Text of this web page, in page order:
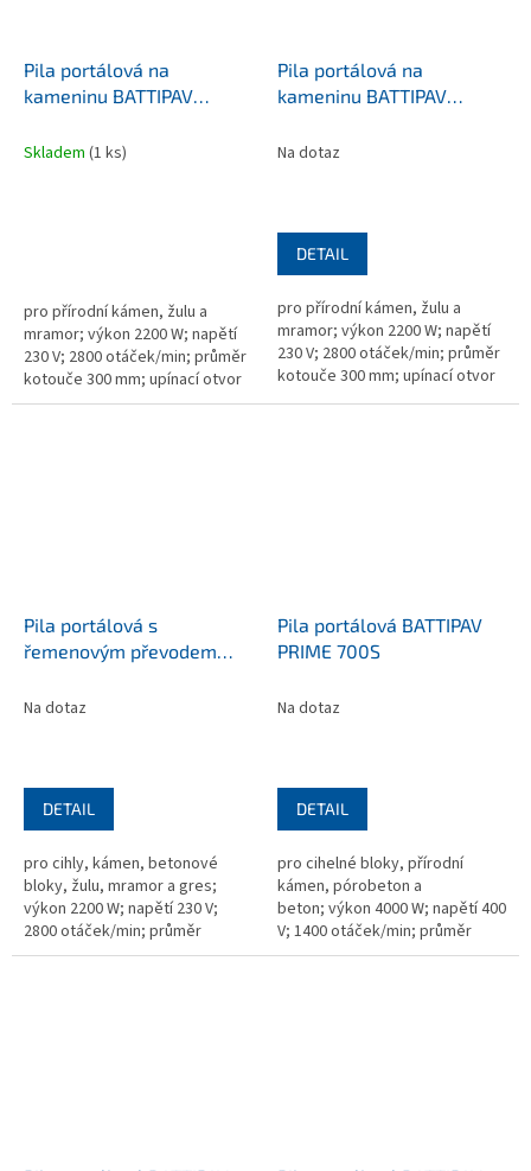
Pila portálová na
kameninu BATTIPAV
Skladem (1 ks)
pro přírodní kámen, žulu a
mramor; výkon 2200 W; napětí
230 V; 2800 otáček/min; průměr
kotouče 300 mm; upínací otvor
25,4 mm; 720×1750×1000 mm;
Pila portálová na
kameninu BATTIPAV
Na dotaz
DETAIL
pro přírodní kámen, žulu a
mramor; výkon 2200 W; napětí
230 V; 2800 otáček/min; průměr
kotouče 300 mm; upínací otvor
25,4 mm; 720x1600x1000 mm;
Pila portálová s
řemenovým převodem
Na dotaz
DETAIL
pro cihly, kámen, betonové
bloky, žulu, mramor a gres;
výkon 2200 W; napětí 230 V;
2800 otáček/min; průměr
kotouče 300 nebo 250 mm;
Pila portálová BATTIPAV
PRIME 700S
Na dotaz
DETAIL
pro cihelné bloky, přírodní
kámen, pórobeton a
beton; výkon 4000 W; napětí 400
V; 1400 otáček/min; průměr
kotouče 700 mm; upínací otvor